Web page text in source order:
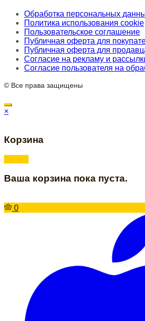
Обработка персональных
Политика использования cookie
Пользовательское соглашение
Публичная оферта для
Публичная оферта для
Согласие на рекламу и
Согласие пользователя на
© Все права защищены
×
Корзина
Ваша корзина пока пуста.
0